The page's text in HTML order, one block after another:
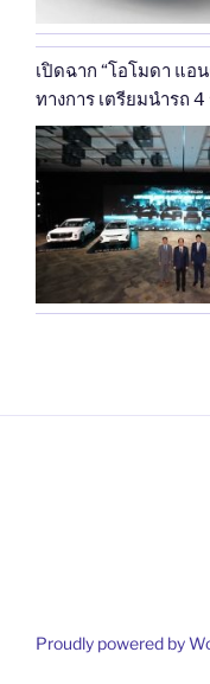
เปิดฉาก “โอโมดา แอ
ทางการ เตรียมนำรถ
ไทย พร้อมเริ่มจำหน่า
Proudly powered by